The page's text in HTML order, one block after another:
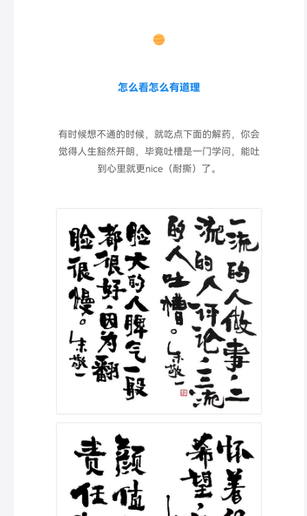
怎么看怎么有道理
有时候想不通的时候，就吃点下面的解药，你会
觉得人生豁然开朗，毕竟吐槽是一门学问，能吐
到心里就更nice（耐撕）了。